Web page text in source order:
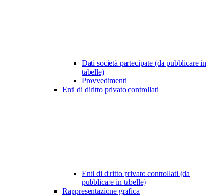
Dati società partecipate (da pubblicare in
tabelle)
Provvedimenti
Enti di diritto privato controllati
Enti di diritto privato controllati (da
pubblicare in tabelle)
Rappresentazione grafica